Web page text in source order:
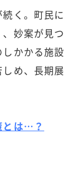
く。町民に
妙案が見つ
かかる施設
め、長期展
とは…？